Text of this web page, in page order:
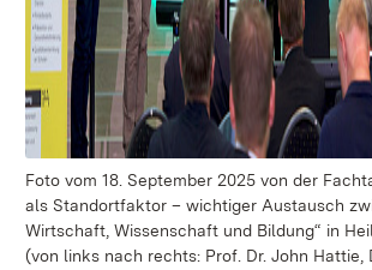
Foto vom 18. September 2025 von der
als Standortfaktor – wichtiger Austausch
Wirtschaft, Wissenschaft und Bildung“ in
(von links nach rechts: Prof. Dr. John Hattie,